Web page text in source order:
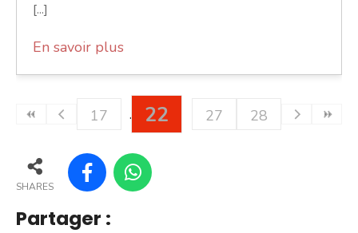
[...]
En savoir plus
17 22 27 28
SHARES
Partager :